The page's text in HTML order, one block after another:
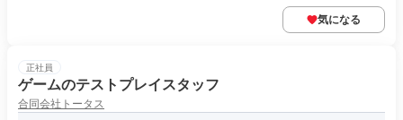
気になる
正社員
ゲームのテストプレイスタッフ
合同会社トータス